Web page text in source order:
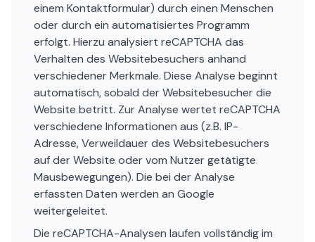
einem Kontaktformular) durch einen Menschen
oder durch ein automatisiertes Programm
erfolgt. Hierzu analysiert reCAPTCHA das
Verhalten des Websitebesuchers anhand
verschiedener Merkmale. Diese Analyse beginnt
automatisch, sobald der Websitebesucher die
Website betritt. Zur Analyse wertet reCAPTCHA
verschiedene Informationen aus (z.B. IP-
Adresse, Verweildauer des Websitebesuchers
auf der Website oder vom Nutzer getätigte
Mausbewegungen). Die bei der Analyse
erfassten Daten werden an Google
weitergeleitet.
Die reCAPTCHA-Analysen laufen vollständig im